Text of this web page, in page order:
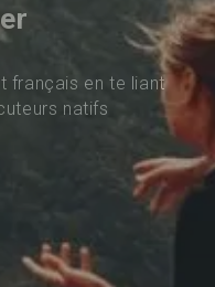
français en te liant
natifs